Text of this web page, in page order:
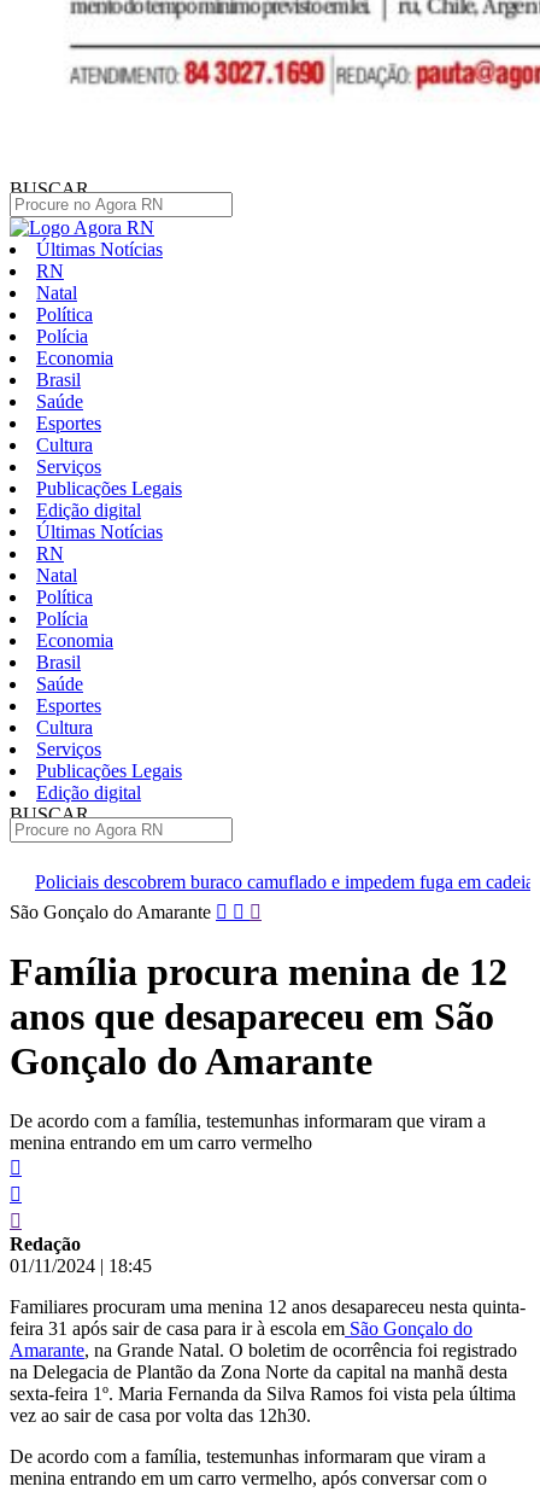
BUSCAR
Últimas Notícias
RN
Natal
Política
Polícia
Economia
Brasil
Saúde
Esportes
Cultura
Serviços
Publicações Legais
Edição digital
Últimas Notícias
RN
Natal
Política
Polícia
Economia
Brasil
Saúde
Esportes
Cultura
Serviços
Publicações Legais
Edição digital
BUSCAR
buraco camuflado e impedem fuga em cadeia de Ceará-Mirim
Pular
conteúdo
São Gonçalo do Amarante
Família procura menina de 12
anos que desapareceu em São
Gonçalo do Amarante
De acordo com a família, testemunhas informaram que viram a
menina entrando em um carro vermelho
Redação
01/11/2024 | 18:45
Familiares procuram uma menina 12 anos desapareceu nesta quinta-
feira 31 após sair de casa para ir à escola em São Gonçalo do
Amarante, na Grande Natal. O boletim de ocorrência foi registrado
na Delegacia de Plantão da Zona Norte da capital na manhã desta
sexta-feira 1º. Maria Fernanda da Silva Ramos foi vista pela última
vez ao sair de casa por volta das 12h30.
De acordo com a família, testemunhas informaram que viram a
menina entrando em um carro vermelho, após conversar com o